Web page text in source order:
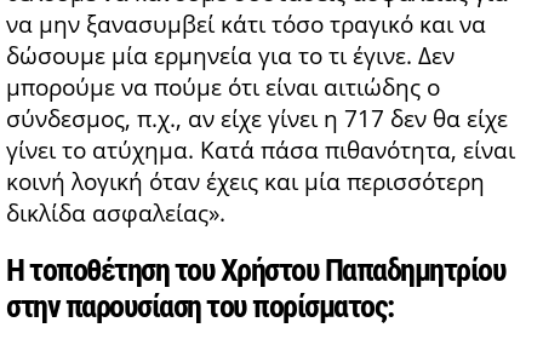
να μην ξανασυμβεί κάτι τόσο τραγικό και να
δώσουμε μία ερμηνεία για το τι έγινε. Δεν
μπορούμε να πούμε ότι είναι αιτιώδης ο
σύνδεσμος, π.χ., αν είχε γίνει η 717 δεν θα είχε
γίνει το ατύχημα. Κατά πάσα πιθανότητα, είναι
κοινή λογική όταν έχεις και μία περισσότερη
δικλίδα ασφαλείας».
Η τοποθέτηση του Χρήστου Παπαδημητρίου
στην παρουσίαση του πορίσματος: